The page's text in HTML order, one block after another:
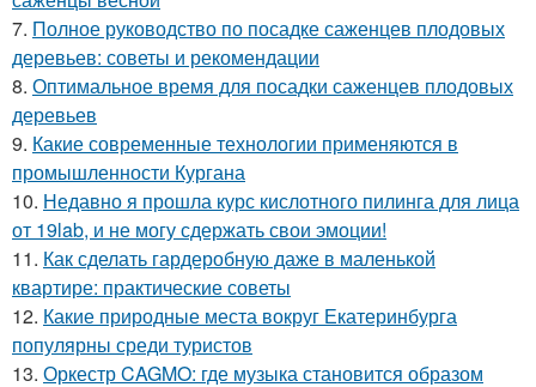
7. Полное руководство по посадке саженцев плодовых
деревьев: советы и рекомендации
8. Оптимальное время для посадки саженцев плодовых
деревьев
9. Какие современные технологии применяются в
промышленности Кургана
10. Недавно я прошла курс кислотного пилинга для лица
от 19lab, и не могу сдержать свои эмоции!
11. Как сделать гардеробную даже в маленькой
квартире: практические советы
12. Какие природные места вокруг Екатеринбурга
популярны среди туристов
13. Оркестр CAGMO: где музыка становится образом